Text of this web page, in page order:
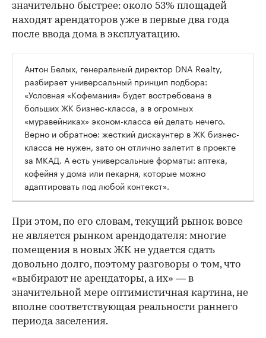
значительно быстрее: около 53% площадей
находят арендаторов уже в первые два года
после ввода дома в эксплуатацию.
Антон Белых, генеральный директор DNA Realty,
разбирает универсальный принцип подбора:
«Условная «Кофемания» будет востребована в
больших ЖК бизнес-класса, а в огромных
«муравейниках» эконом-класса ей делать нечего.
Верно и обратное: жесткий дискаунтер в ЖК бизнес-
класса не нужен, зато он отлично залетит в проекте
за МКАД. А есть универсальные форматы: аптека,
кофейня у дома или пекарня, которые можно
адаптировать под любой контекст».
При этом, по его словам, текущий рынок вовсе
не является рынком арендодателя: многие
помещения в новых ЖК не удается сдать
довольно долго, поэтому разговоры о том, что
«выбирают не арендаторы, а их» — в
значительной мере оптимистичная картина, не
вполне соответствующая реальности раннего
периода заселения.